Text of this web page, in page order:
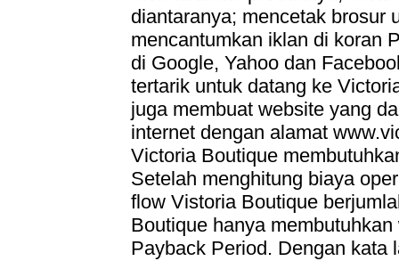
diantaranya; mencetak brosur
mencantumkan iklan di koran
di Google, Yahoo dan
tertarik untuk datang ke
juga membuat website yang
internet dengan alamat
Victoria Boutique
Setelah menghitung biaya
flow Vistoria Boutique
Boutique hanya
Payback Period. Dengan kata